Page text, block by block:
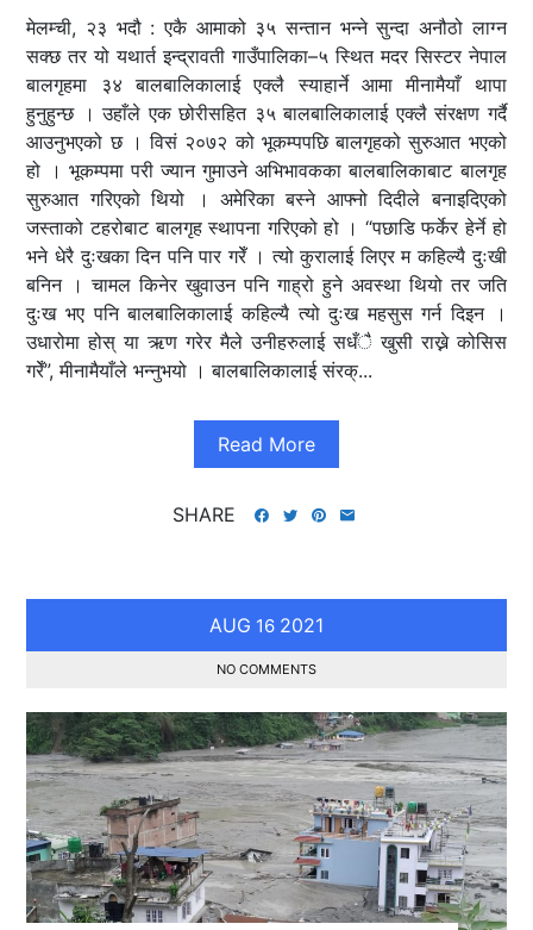
मेलम्ची, २३ भदौ : एकै आमाको ३५ सन्तान भन्ने सुन्दा अनौठो लाग्न
सक्छ तर यो यथार्त इन्द्रावती गाउँपालिका–५ स्थित मदर सिस्टर नेपाल
बालगृहमा ३४ बालबालिकालाई एक्लै स्याहार्ने आमा मीनामैयाँ थापा
हुनुहुन्छ । उहाँले एक छोरीसहित ३५ बालबालिकालाई एक्लै संरक्षण गर्दै
आउनुभएको छ । विसं २०७२ को भूकम्पपछि बालगृहको सुरुआत भएको
हो । भूकम्पमा परी ज्यान गुमाउने अभिभावकका बालबालिकाबाट बालगृह
सुरुआत गरिएको थियो । अमेरिका बस्ने आफ्नो दिदीले बनाइदिएको
जस्ताको टहरोबाट बालगृह स्थापना गरिएको हो । “पछाडि फर्केर हेर्ने हो
भने धेरै दुःखका दिन पनि पार गरेँ । त्यो कुरालाई लिएर म कहिल्यै दुःखी
बनिन । चामल किनेर खुवाउन पनि गाह्रो हुने अवस्था थियो तर जति
दुःख भए पनि बालबालिकालाई कहिल्यै त्यो दुःख महसुस गर्न दिइन ।
उधारोमा होस् या ऋण गरेर मैले उनीहरुलाई सधँै खुसी राख्ने कोसिस
गरेँ”, मीनामैयाँले भन्नुभयो । बालबालिकालाई संरक्...
Read More
SHARE
AUG 16 2021
NO COMMENTS